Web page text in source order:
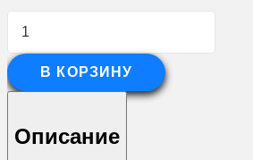
Количество
Угол
внешний
фибросайдинга
В КОРЗИНУ
Описание